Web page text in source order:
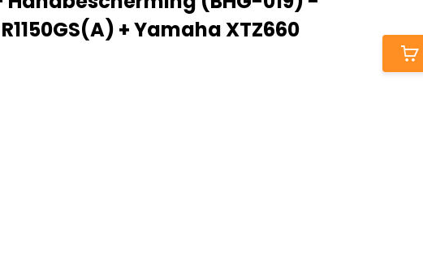
R1150GS(A) + Yamaha XTZ660